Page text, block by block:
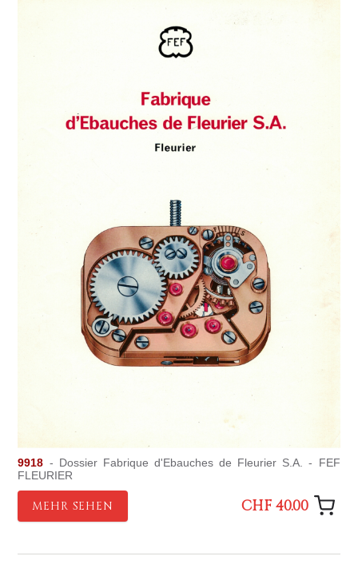
9918 - Dossier Fabrique d'Ebauches de Fleurier S.A. - FEF
FLEURIER
MEHR SEHEN CHF 40.00